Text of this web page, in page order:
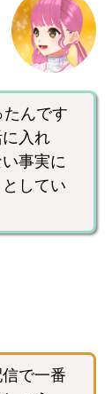
んです
入れ
事実に
してい
で一番